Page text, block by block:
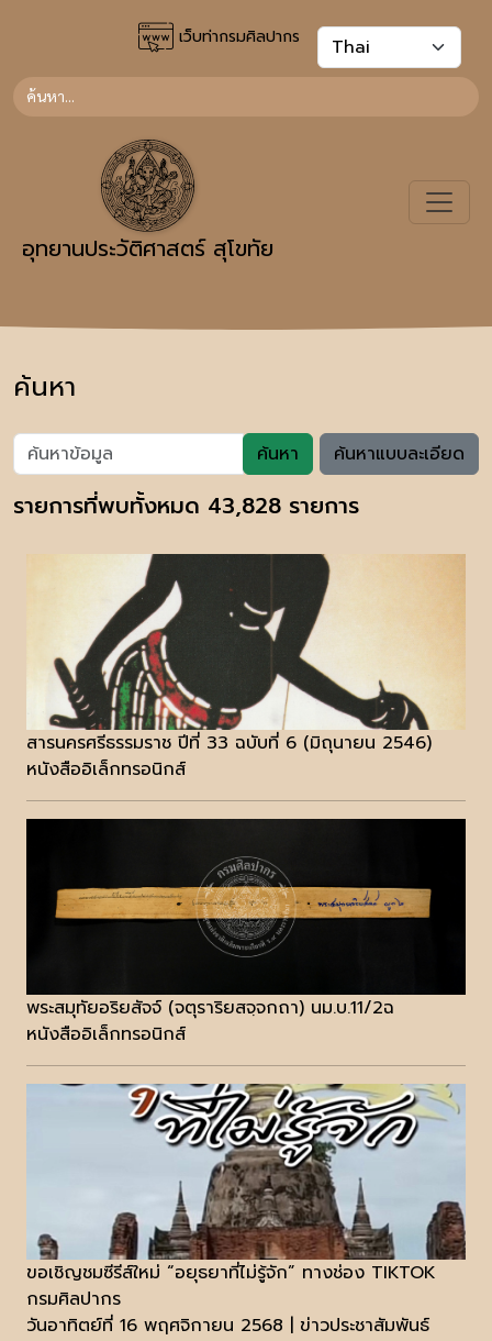
เว็บท่ากรมศิลปากร
อุทยานประวัติศาสตร์ สุโขทัย
ค้นหา
ค้นหา ค้นหาแบบละเอียด
รายการที่พบทั้งหมด 43,828 รายการ
สารนครศรีธรรมราช ปีที่ 33 ฉบับที่ 6 (มิถุนายน 2546)
หนังสืออิเล็กทรอนิกส์
พระสมุทัยอริยสัจจ์ (จตุราริยสจฺจกถา) นม.บ.11/2ฉ
หนังสืออิเล็กทรอนิกส์
ขอเชิญชมซีรีส์ใหม่ “อยุธยาที่ไม่รู้จัก” ทางช่อง TIKTOK
กรมศิลปากร
วันอาทิตย์ที่ 16 พฤศจิกายน 2568 | ข่าวประชาสัมพันธ์